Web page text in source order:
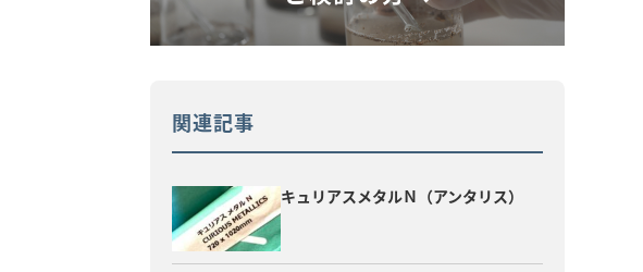
関連記事
キュリアスメタルＮ（アンタリス）